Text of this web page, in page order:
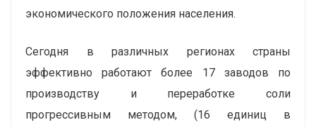
экономического положения населения.
Сегодня в различных регионах страны
эффективно работают более 17 заводов по
производству и переработке соли
прогрессивным методом, (16 единиц в